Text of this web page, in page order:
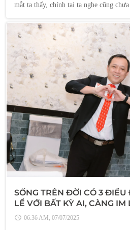
mắt ta thấy, chính tai ta nghe cũng chưa
SỐNG TRÊN ĐỜI CÓ 3 ĐIỀU
LỂ VỚI BẤT KỲ AI, CÀNG IM
CÀNG TỚI
06:36 AM, 07/07/2025